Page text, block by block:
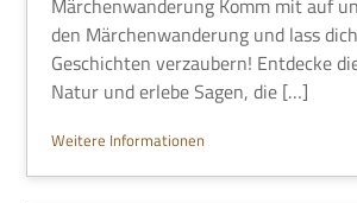
den Mär­chen­wan­de­rung und lass
Geschich­ten ver­zau­bern! Ent­decke
Natur und erlebe Sagen, die […]
Wei­tere Informationen